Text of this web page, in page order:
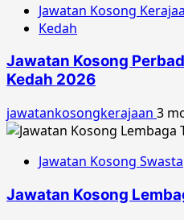
Jawatan Kosong
Kedah
Jawatan Kosong
Kedah 2026
jawatankosongkerajaan 3
Jawatan Kosong Swasta
Jawatan Kosong